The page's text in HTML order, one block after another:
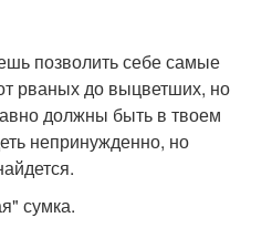
позволить себе самые
рваных до выцветших, но
должны быть в твоем
непринужденно, но
сумка.